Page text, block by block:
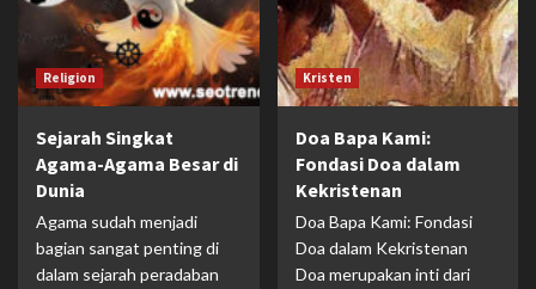
Religion
Sejarah Singkat
Agama-Agama Besar di
Dunia
Agama sudah menjadi
bagian sangat penting di
dalam sejarah peradaban
Kristen
Doa Bapa Kami:
Fondasi Doa dalam
Kekristenan
Doa Bapa Kami: Fondasi
Doa dalam Kekristenan
Doa merupakan inti dari